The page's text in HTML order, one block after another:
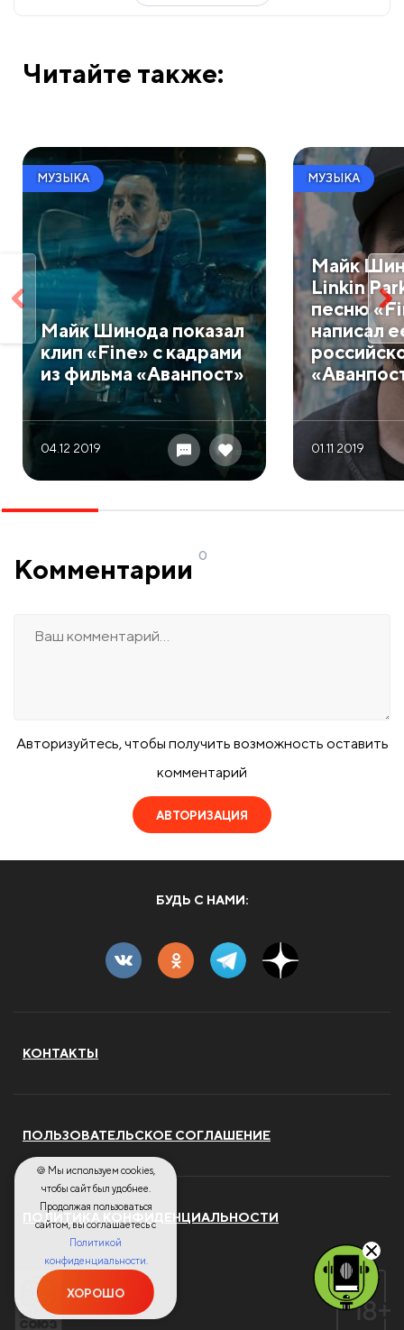
Читайте также:
МУЗЫКА
Майк Шинода показал
клип «Fine» с кадрами
из фильма «Аванпост»
04.12 2019
МУЗЫКА
Майк
Linkin
песню
написал
01.11 2019
Комментарии 0
Авторизуйтесь, чтобы получить возможность оставить
комментарий
АВТОРИЗАЦИЯ
БУДЬ С НАМИ:
КОНТАКТЫ
ПОЛЬЗОВАТЕЛЬСКОЕ СОГЛАШЕНИЕ
ПОЛИТИКА КОНФИДЕНЦИАЛЬНОСТИ
🍪 Мы используем cookies,
чтобы сайт был удобнее.
Продолжая пользоваться
сайтом, вы соглашаетесь с
Политикой
конфиденциальности.
ХОРОШО